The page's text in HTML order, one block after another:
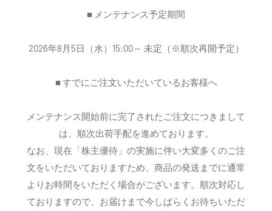
■ メンテナンス予定期間
2026年8月5日（水）15:00～ 未定（※順次再開予定）
■ すでにご注文いただいているお客様へ
メンテナンス開始前に完了されたご注文につきまして
は、順次出荷手配を進めております。
なお、現在「株主優待」の実施に伴い大変多くのご注
文をいただいておりますため、商品の発送までに通常
よりお時間をいただく場合がございます。順次対応し
ておりますので、お届けまで今しばらくお待ちいただ